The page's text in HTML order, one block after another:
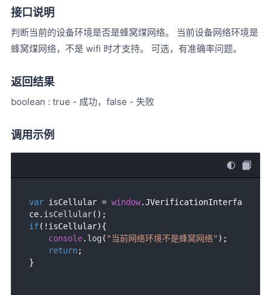
接口说明
判断当前的设备环境是否是蜂窝煤网络。 当前设备网络环境是
蜂窝煤网络，不是 wifi 时才支持。 可选，有准确率问题。
返回结果
boolean : true - 成功，false - 失败
调用示例
var isCellular = window.JVerificationInterfa
ce. isCellular
if(!isCellular){
console. log ( "当前网络环境不是蜂窝网络" );
return;